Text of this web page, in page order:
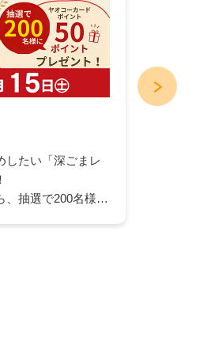
スコが作れるク
の詰め合わせが抽